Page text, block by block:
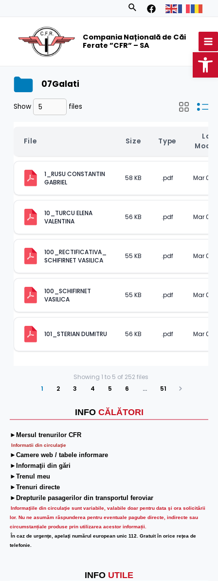
Search
Compania Națională de Căi
Ferate ”CFR” – SA
INFO CĂLĂTORI
►Mersul trenurilor CFR
Informatii din circulaţie
►Camere web / tabele informare
►Informaţii din gări
►Trenul meu
►Trenuri directe
►Drepturile pasagerilor din transportul feroviar
Informaţiile din circulaţie sunt variabile, valabile doar pentru data şi ora solicitării
lor. Nu ne asumăm răspunderea pentru eventuale pagube directe, indirecte sau
circumstanțiale produse prin utilizarea acestor informații.
În caz de urgenţe, apelaţi numărul european unic 112. Gratuit în orice reţea de
telefonie.
INFO UTILE
07Galati
Show files
File Size Type
1_RUSU CONSTANTIN
GABRIEL
58 KB .pdf Mar 05,
10_TURCU ELENA
VALENTINA
56 KB .pdf Mar 05,
100_RECTIFICATIVA_
SCHIFIRNET VASILICA
55 KB .pdf Mar 05,
100_SCHIFIRNET
VASILICA
55 KB .pdf Mar 05,
101_STERIAN DUMITRU 56 KB .pdf Mar 05,
Showing 1 to 5 of 252 files
1
2 3 4 5 6 … 51
Next